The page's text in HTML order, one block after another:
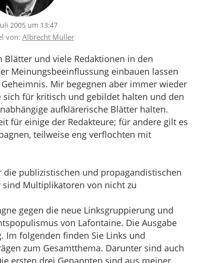
2005 um 13:47
von: Albrecht Müller
und viele Redaktionen in den
Meinungsbeeinflussung einbauen lassen
Mir begegnen aber immer wieder
für kritisch und gebildet halten und den
aufklärerische Blätter halten.
für einige der Redakteure; für andere gilt es
teilweise eng verflochten mit
publizistischen und propagandistischen
sind Multiplikatoren von nicht zu
gegen die neue Linksgruppierung und
von Lafontaine. Die Ausgabe
Im folgenden finden Sie Links und
zum Gesamtthema. Darunter sind auch
ersten drei Genannten sind aus meiner